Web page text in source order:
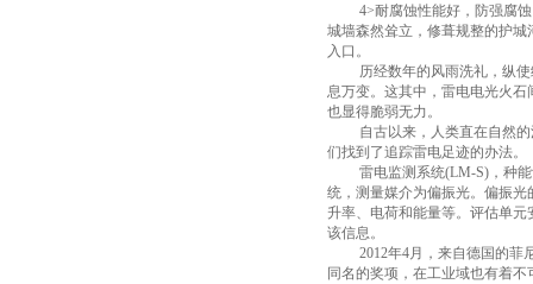
4>耐腐蚀性能好，防强腐
城墙森然耸立，修葺规整的护
入口。
历经数年的风雨洗礼，纵
息万变。这其中，雷电电光火
也显得脆弱无力。
自古以来，人类直在自然
们找到了追踪雷电足迹的办法。
雷电监测系统(LM-S) ，种
统，测量媒介为偏振光。偏振
升率、电荷和能量等。评估单
该信息。
2012年4月，来自德国的菲
同名的奖项，在工业域也有着不